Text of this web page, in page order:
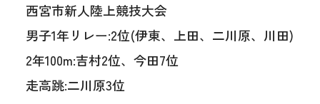
西宮市新人陸上競技大会
男子1年リレー:2位(伊東、上田、二川原、川田)
2年100m:吉村2位、今田7位
走高跳:二川原3位